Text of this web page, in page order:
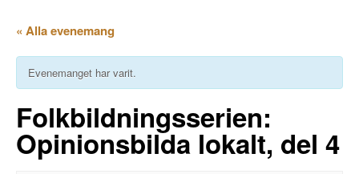
« Alla evenemang
Evenemanget har varit.
Folkbildningsserien:
Opinionsbilda lokalt, del 4